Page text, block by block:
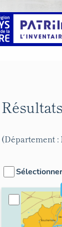
(Département